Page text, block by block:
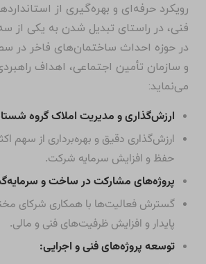
رویکرد حرفه‌ای و بهره‌گیری از
فنی، در راستای تبدیل شدن به یکی از
در حوزه احداث ساختمان‌های فاخر در
و سازمان تأمین اجتماعی، اهداف
می‌نماید:
ارزش‌گذاری و مدیریت املاک گروه
ارزش‌گذاری دقیق و بهره‌برداری از سهم
حفظ و افزایش سرمایه شرکت.
پروژه‌های مشارکت در ساخت و
گسترش فعالیت‌ها با همکاری شرکای
پایدار و افزایش ظرفیت‌های فنی و مالی.
توسعه پروژه‌های فنی و اجرایی: